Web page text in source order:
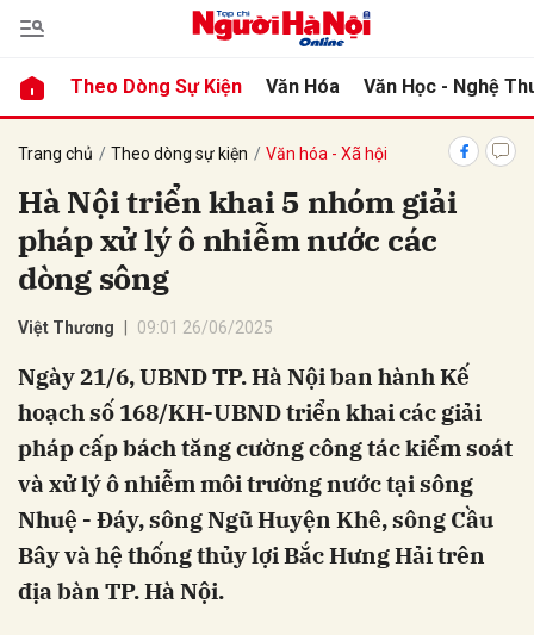
Theo Dòng Sự Kiện Văn Hóa Văn Học - Nghệ
Trang chủ Theo dòng sự kiện Văn hóa - Xã hội
Hà Nội triển khai 5 nhóm giải
pháp xử lý ô nhiễm nước các
dòng sông
Việt Thương 09:01 26/06/2025
Ngày 21/6, UBND TP. Hà Nội ban hành Kế
hoạch số 168/KH-UBND triển khai các giải
pháp cấp bách tăng cường công tác kiểm soát
và xử lý ô nhiễm môi trường nước tại sông
Nhuệ - Đáy, sông Ngũ Huyện Khê, sông Cầu
Bây và hệ thống thủy lợi Bắc Hưng Hải trên
địa bàn TP. Hà Nội.
luận